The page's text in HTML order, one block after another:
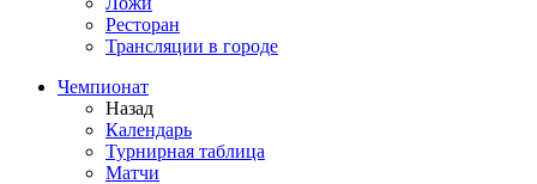
Ресторан
Трансляции в городе
Чемпионат
Назад
Календарь
Турнирная таблица
Матчи